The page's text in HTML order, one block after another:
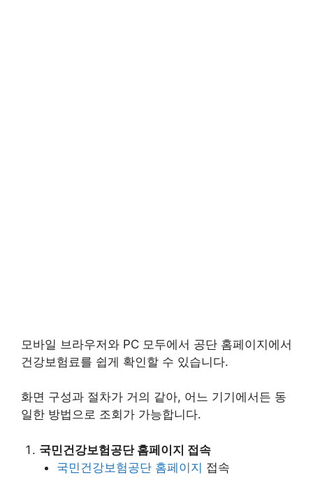
모바일 브라우저와 PC 모두에서 공단 홈페이지에서
건강보험료를 쉽게 확인할 수 있습니다.
화면 구성과 절차가 거의 같아, 어느 기기에서든 동
일한 방법으로 조회가 가능합니다.
국민건강보험공단 홈페이지 접속
국민건강보험공단 홈페이지 접속